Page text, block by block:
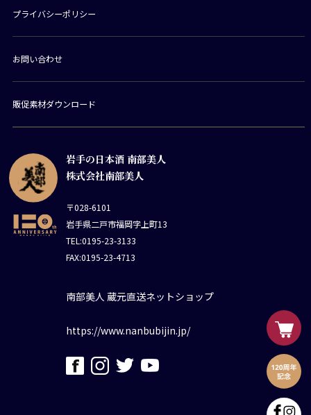
岩手の日本酒 南部美人
株式会社南部美人
〒028-6101
岩手県二戸市福岡字上町13
TEL:0195-23-3133
FAX:0195-23-4713
南部美人 蔵元直送ネットショップ
https://www.nanbubijin.jp/
プライバシーポリシー
お問い合わせ
販促素材ダウンロード